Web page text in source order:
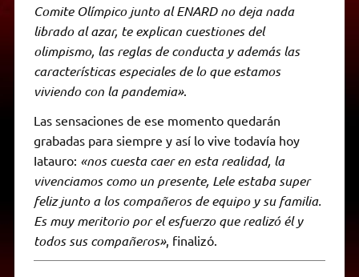
Comite Olímpico junto al ENARD no deja nada
librado al azar, te explican cuestiones del
olimpismo, las reglas de conducta y además las
características especiales de lo que estamos
viviendo con la pandemia».
Las sensaciones de ese momento quedarán
grabadas para siempre y así lo vive todavía hoy
Iatauro: «nos cuesta caer en esta realidad, la
vivenciamos como un presente, Lele estaba super
feliz junto a los compañeros de equipo y su familia.
Es muy meritorio por el esfuerzo que realizó él y
todos sus compañeros», finalizó.